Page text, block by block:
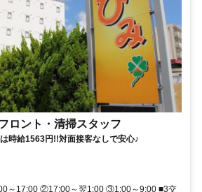
ロント・清掃スタッフ
時給1563円!!対面接客なしで安心♪
～17:00 ②17:00～翌1:00 ③1:00～9:00 ■3交